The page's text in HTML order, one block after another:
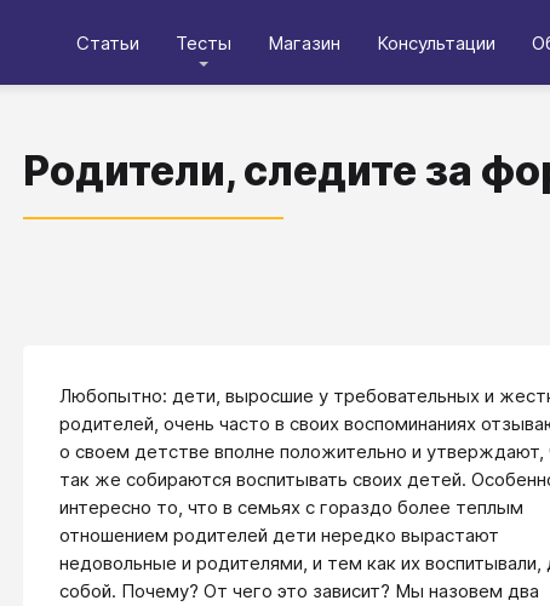
Статьи Тесты Магазин Консультации
Родители, следите за
Любопытно: дети, выросшие у требовательных и
родителей, очень часто в своих воспоминаниях
о своем детстве вполне положительно и утверждают,
так же собираются воспитывать своих детей.
интересно то, что в семьях с гораздо более теплым
отношением родителей дети нередко вырастают
недовольные и родителями, и тем как их воспитывали,
собой. Почему? От чего это зависит? Мы назовем два